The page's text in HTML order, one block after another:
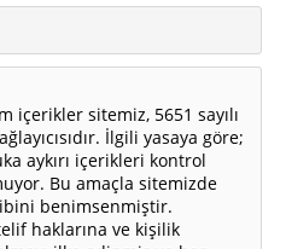
içerikler sitemiz, 5651 sayılı
İlgili yasaya göre;
aykırı içerikleri kontrol
Bu amaçla sitemizde
benimsenmiştir.
haklarına ve kişilik